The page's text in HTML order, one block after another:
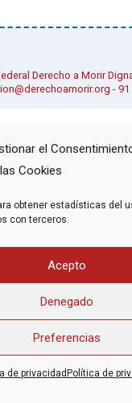
el
Cookies
obtener estadísticas del
con terceros.
Acepto
Denegado
Preferencias
de privacidad Política de
Derecho a Morir
- 91